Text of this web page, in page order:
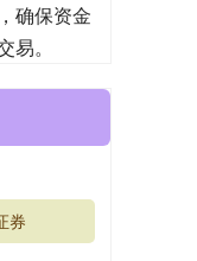
确保资金
。
券